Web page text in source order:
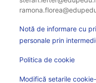
Notă de informare cu
personale prin
Politica de cookie
Modifică setarile